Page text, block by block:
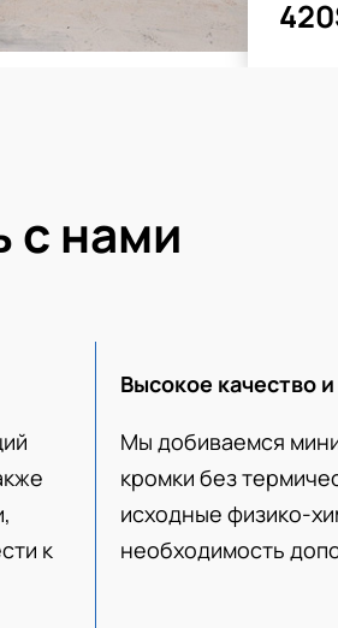
с нами
к
Высокое качество
Мы добиваемся
кромки без
исходные физико-
необходимость